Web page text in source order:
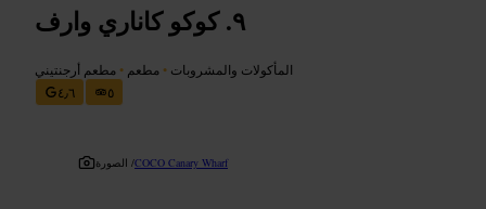
كوكو كاناري وارف
المأكولات والمشروبات • مطعم • مطعم أرجنتيني
٤٫٦
٥
الصورة /COCO Canary Wharf